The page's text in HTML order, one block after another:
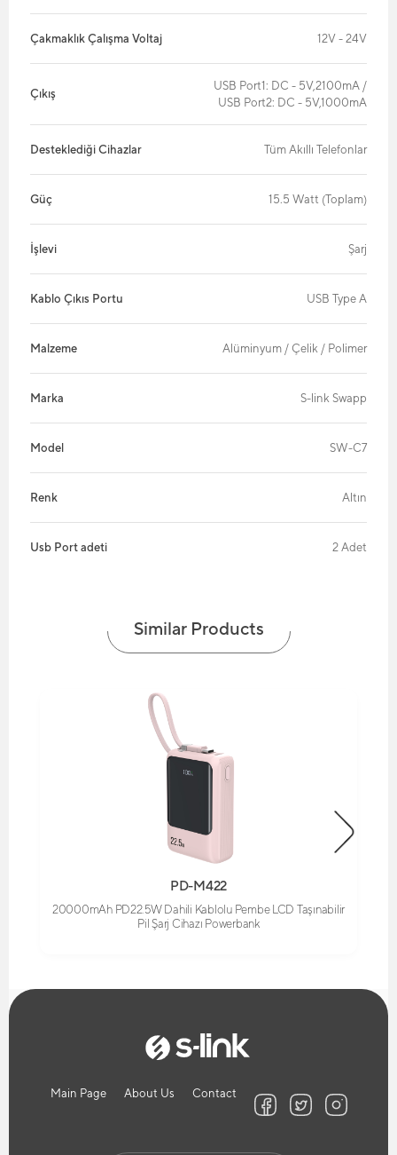
Çakmaklık Çalışma Voltaj 12V - 24V
Çıkış
USB Port1: DC - 5V,2100mA /
USB Port2: DC - 5V,1000mA
Desteklediği Cihazlar Tüm Akıllı Telefonlar
Güç 15.5 Watt (Toplam)
İşlevi Şarj
Kablo Çıkıs Portu USB Type A
Malzeme Alüminyum / Çelik / Polimer
Marka S-link Swapp
Model SW-C7
Renk Altın
Usb Port adeti 2 Adet
Similar Products
PD-M422
20000mAh PD22.5W Dahili Kablolu Pembe LCD Taşınabilir
Pil Şarj Cihazı Powerbank
Main Page About Us Contact